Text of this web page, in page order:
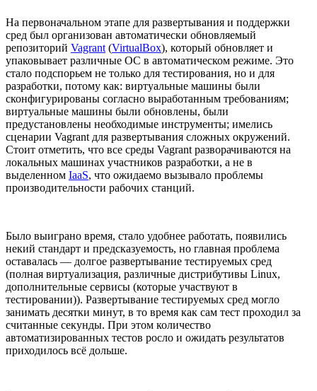
На первоначальном этапе для развертывания и поддержки
сред был организован автоматически обновляемый
репозиторий Vagrant (VirtualBox), который обновляет и
упаковывает различные ОС в автоматическом режиме. Это
стало подспорьем не только для тестирования, но и для
разработки, потому как: виртуальные машины были
сконфигурированы согласно выработанным требованиям;
виртуальные машины были обновлены, были
предустановлены необходимые инструменты; имелись
сценарии Vagrant для развертывания сложных окружений.
Стоит отметить, что все среды Vagrant разворачиваются на
локальных машинах участников разработки, а не в
выделенном IaaS, что ожидаемо вызывало проблемы
производительности рабочих станций.
Было выиграно время, стало удобнее работать, появились
некий стандарт и предсказуемость, но главная проблема
оставалась — долгое развертывание тестируемых сред
(полная виртуализация, различные дистрибутивы Linux,
дополнительные сервисы (которые участвуют в
тестировании)). Развертывание тестируемых сред могло
занимать десятки минут, в то время как сам тест проходил за
считанные секунды. При этом количество
автоматизированных тестов росло и ожидать результатов
приходилось всё дольше.